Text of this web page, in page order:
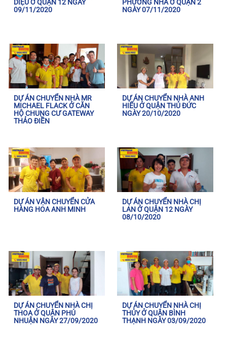
DIỆU Ở QUẬN 12 NGÀY
09/11/2020
PHƯƠNG NHÃ Ở QUẬN 2
NGÀY 07/11/2020
DỰ ÁN CHUYỂN NHÀ MR
MICHAEL FLACK Ở CĂN
HỘ CHUNG CƯ GATEWAY
THẢO ĐIỀN
DỰ ÁN CHUYỂN NHÀ ANH
HIẾU Ở QUẬN THỦ ĐỨC
NGÀY 20/10/2020
DỰ ÁN VẬN CHUYỂN CỬA
HÀNG HOA ANH MINH
DỰ ÁN CHUYỂN NHÀ CHỊ
LAN Ở QUẬN 12 NGÀY
08/10/2020
DỰ ÁN CHUYỂN NHÀ CHỊ
THOA Ở QUẬN PHÚ
NHUẬN NGÀY 27/09/2020
DỰ ÁN CHUYỂN NHÀ CHỊ
THỦY Ở QUẬN BÌNH
THẠNH NGÀY 03/09/2020